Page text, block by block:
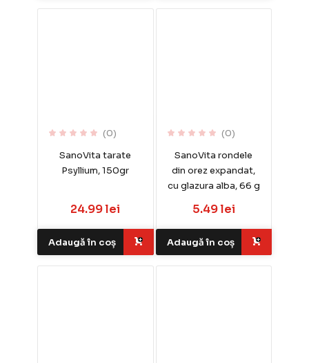
(0)
SanoVita tarate
Psyllium, 150gr
24.99 lei
Adaugă în coș
(0)
SanoVita rondele
din orez expandat,
cu glazura alba, 66 g
5.49 lei
Adaugă în coș